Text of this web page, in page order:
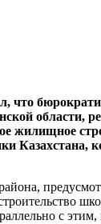
что
области,
жилищное
Казахстана,
с этим,